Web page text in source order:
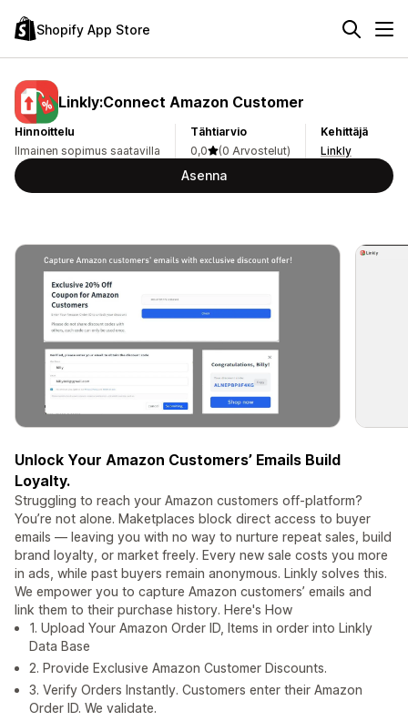
Shopify App Store
Linkly:Connect Amazon Customer
Hinnoittelu
Ilmainen sopimus saatavilla
Tähtiarvio
0,0
(0 Arvostelut)
Kehittäjä
Linkly
Asenna
Unlock Your Amazon Customers’ Emails Build
Loyalty.
Struggling to reach your Amazon customers off-platform?
You’re not alone. Maketplaces block direct access to buyer
emails — leaving you with no way to nurture repeat sales, build
brand loyalty, or market freely. Every new sale costs you more
in ads, while past buyers remain anonymous. Linkly solves this.
We empower you to capture Amazon customers’ emails and
link them to their purchase history. Here's How
1. Upload Your Amazon Order ID, Items in order into Linkly
Data Base
2. Provide Exclusive Amazon Customer Discounts.
3. Verify Orders Instantly. Customers enter their Amazon
Order ID. We validate.